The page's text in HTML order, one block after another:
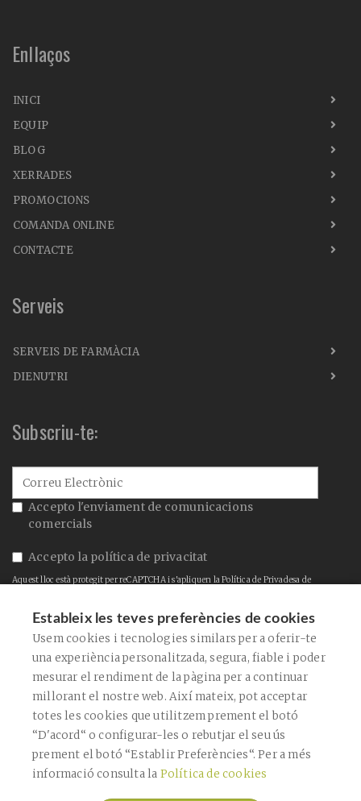
Enllaços
INICI
EQUIP
BLOG
XERRADES
PROMOCIONS
COMANDA ONLINE
CONTACTE
Serveis
SERVEIS DE FARMÀCIA
DIENUTRI
Subscriu-te:
Accepto l'enviament de comunicacions
comercials
Accepto la política de privacitat
Aquest lloc està protegit per reCAPTCHA i s'apliquen laPolítica de Privadesa de
CONFIRMAR
ENVIAR
Copyright © 2026 Farmàcia Bagaría De
Estableix les teves preferències de cookies
Usem cookies i tecnologies similars per a oferir-te
una experiència personalitzada, segura, fiable i poder
mesurar el rendiment de la pàgina per a continuar
millorant el nostre web. Així mateix, pot acceptar
totes les cookies que utilitzem prement el botó
“D'acord“ o configurar-les o rebutjar el seu ús
prement el botó “Establir Preferències“. Per a més
informació consulta la Política de cookies